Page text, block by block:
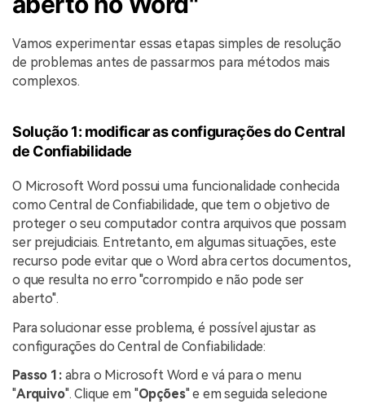
Vamos experimentar essas etapas simples de resolução
de problemas antes de passarmos para métodos mais
complexos.
Solução 1: modificar as configurações do Central
de Confiabilidade
O Microsoft Word possui uma funcionalidade conhecida
como Central de Confiabilidade, que tem o objetivo de
proteger o seu computador contra arquivos que possam
ser prejudiciais. Entretanto, em algumas situações, este
recurso pode evitar que o Word abra certos documentos,
o que resulta no erro "corrompido e não pode ser
aberto".
Para solucionar esse problema, é possível ajustar as
configurações do Central de Confiabilidade:
Passo 1:abra o Microsoft Word e vá para o menu
"Arquivo". Clique em "Opções" e em seguida selecione